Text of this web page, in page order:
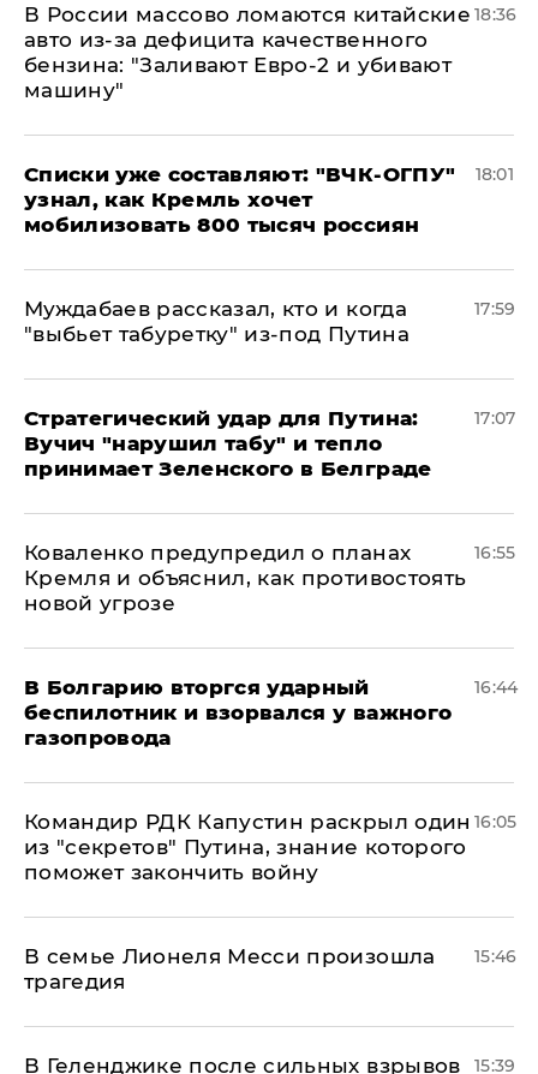
В России массово ломаются китайские
авто из-за дефицита качественного
бензина: "Заливают Евро-2 и убивают
машину"
18:36
Списки уже составляют: "ВЧК-ОГПУ"
узнал, как Кремль хочет
мобилизовать 800 тысяч россиян
18:01
Муждабаев рассказал, кто и когда
"выбьет табуретку" из-под Путина
17:59
Стратегический удар для Путина:
Вучич "нарушил табу" и тепло
принимает Зеленского в Белграде
17:07
Коваленко предупредил о планах
Кремля и объяснил, как противостоять
новой угрозе
16:55
В Болгарию вторгся ударный
беспилотник и взорвался у важного
газопровода
16:44
Командир РДК Капустин раскрыл один
из "секретов" Путина, знание которого
поможет закончить войну
16:05
В семье Лионеля Месси произошла
трагедия
15:46
В Геленджике после сильных взрывов
15:39